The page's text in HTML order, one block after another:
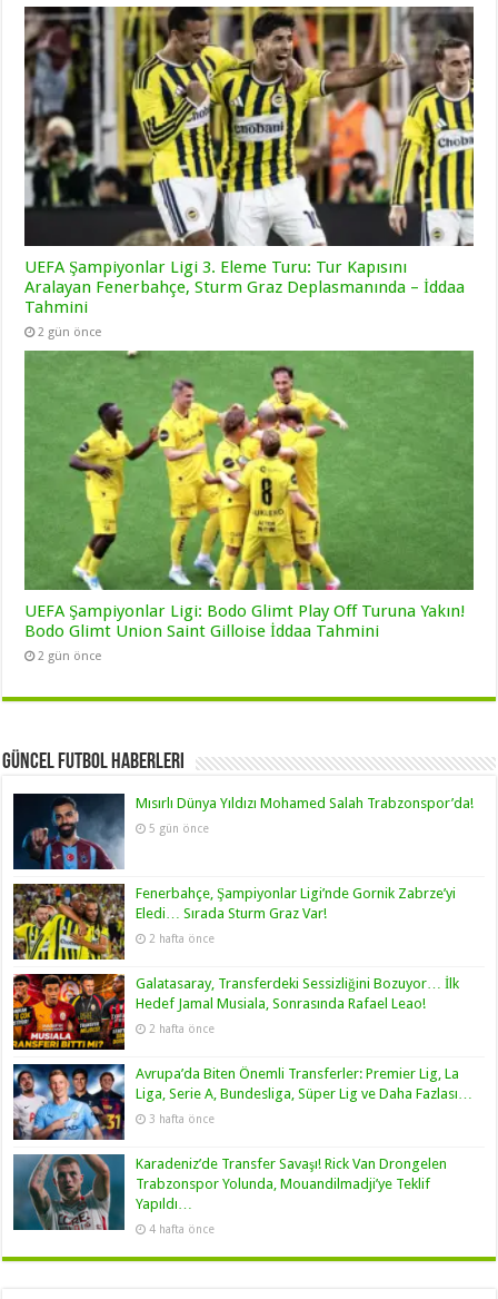
UEFA Şampiyonlar Ligi 3. Eleme Turu: Tur Kapısını
Aralayan Fenerbahçe, Sturm Graz Deplasmanında – İddaa
Tahmini
2 gün önce
UEFA Şampiyonlar Ligi: Bodo Glimt Play Off Turuna Yakın!
Bodo Glimt Union Saint Gilloise İddaa Tahmini
2 gün önce
Güncel Futbol Haberleri
Mısırlı Dünya Yıldızı Mohamed Salah Trabzonspor’da!
5 gün önce
Fenerbahçe, Şampiyonlar Ligi’nde Gornik Zabrze’yi
Eledi… Sırada Sturm Graz Var!
2 hafta önce
Galatasaray, Transferdeki Sessizliğini Bozuyor… İlk
Hedef Jamal Musiala, Sonrasında Rafael Leao!
2 hafta önce
Avrupa’da Biten Önemli Transferler: Premier Lig, La
Liga, Serie A, Bundesliga, Süper Lig ve Daha Fazlası…
3 hafta önce
Karadeniz’de Transfer Savaşı! Rick Van Drongelen
Trabzonspor Yolunda, Mouandilmadji’ye Teklif
Yapıldı…
4 hafta önce